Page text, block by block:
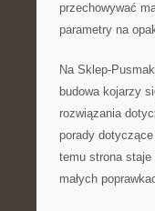
przechowywać
parametry na
Na Sklep-
budowa kojarzy
rozwiązania
porady
temu strona
małych